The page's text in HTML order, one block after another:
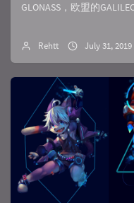
GLONASS，欧盟的
Rehtt July 31, 2019